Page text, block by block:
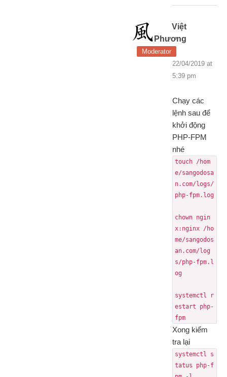
Việt
Phương
Moderator
22/04/2019 at
5:39 pm
Chạy các
lệnh sau để
khởi động
PHP-FPM
nhé
touch /hom
e/sangodosa
n.com/logs/
php-fpm.log
chown ngin
x:nginx /ho
me/sangodos
an.com/log
s/php-fpm.l
og
systemctl r
estart php-
fpm
Xong kiểm
tra lại
systemctl s
tatus php-f